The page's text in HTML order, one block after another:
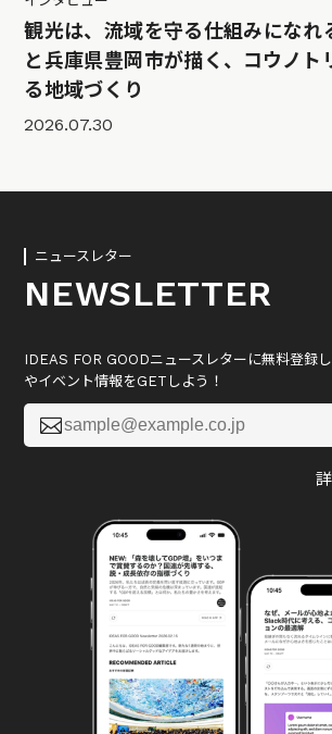
観光は、流域を守る仕組みになれ
と兵庫県豊岡市が描く、コウノト
る地域づくり
2026.07.30
ニュースレター
NEWSLETTER
IDEAS FOR GOODニュースレターに無料登録
やイベント情報をGETしよう！
